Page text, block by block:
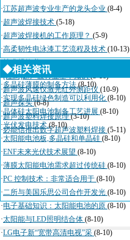
·江苏超声波专业生产的龙头企业 (8-4)
·超声波焊接技术 (5-18)
·超声波焊接机的工作原理？ (5-9)
·高柔韧性电泳漆工艺流程及技术 (10-13)
技术规格书
(4-3)
·[注意]超声波行业基本知识(5-16)
·超声波风速仪激光红外测距仪 (10-9)
·超声探头(6-8)
·超声波塑料焊接原理(3-10)
·必能信推出数字超声波塑料焊接 (5-11)
◆相关资讯
·多晶硅薄膜的制备方法(8-10)
·实现多晶硅绿色制造可以利用化 (8-10)
·晶体硅太阳电池制备工艺进展 (8-10)
·光伏发电技术(8-10)
·太阳能电池板,多晶硅和单晶硅 (8-10)
·ENF未来光伏技术展望 (8-10)
·薄膜太阳能电池需求超过传统硅 (8-10)
·PC 控制技术：非常适合用于 (8-10)
·二所与美国乐思公司合作开发光 (8-10)
·电子基础知识：太阳能电池的原 (8-10)
·太阳能与LED照明结合体 (8-10)
·LG电子新“宽带高清电视”采 (8-10)